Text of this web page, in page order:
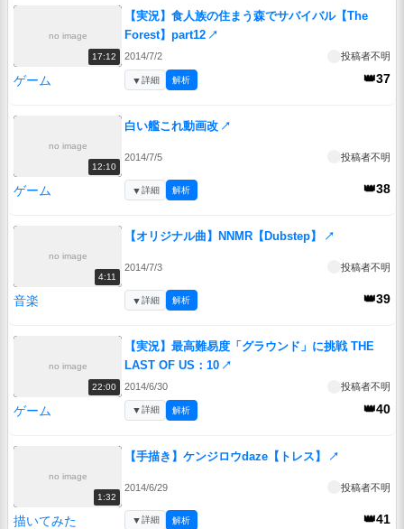
no image
17:12
【実況】食人族の住まう森でサバイバル【The
Forest】part12 ↗
2014/7/2 投稿者不明
ゲーム 👑37
▼詳細 解析
no image
12:10
白い艦これ動画改 ↗
2014/7/5 投稿者不明
ゲーム 👑38
▼詳細 解析
no image
4:11
【オリジナル曲】NNMR【Dubstep】 ↗
2014/7/3 投稿者不明
音楽 👑39
▼詳細 解析
no image
22:00
【実況】最高難易度「グラウンド」に挑戦 THE
LAST OF US：10 ↗
2014/6/30 投稿者不明
ゲーム 👑40
▼詳細 解析
no image
1:32
【手描き】ケンジロウdaze【トレス】 ↗
2014/6/29 投稿者不明
描いてみた 👑41
▼詳細 解析